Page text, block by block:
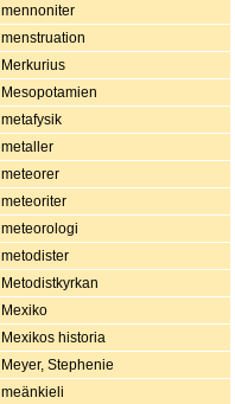
mennoniter
menstruation
Merkurius
Mesopotamien
metafysik
metaller
meteorer
meteoriter
meteorologi
metodister
Metodistkyrkan
Mexiko
Mexikos historia
Meyer, Stephenie
meänkieli